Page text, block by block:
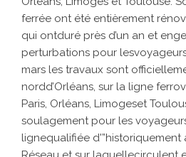
ferrée ont été entièrement
qui ontduré près d’un an et
perturbations pour
mars les travaux sont
nordd’Orléans, sur la ligne
Paris, Orléans, Limogeset
soulagement pour les
lignequalifiée d'”historiquement